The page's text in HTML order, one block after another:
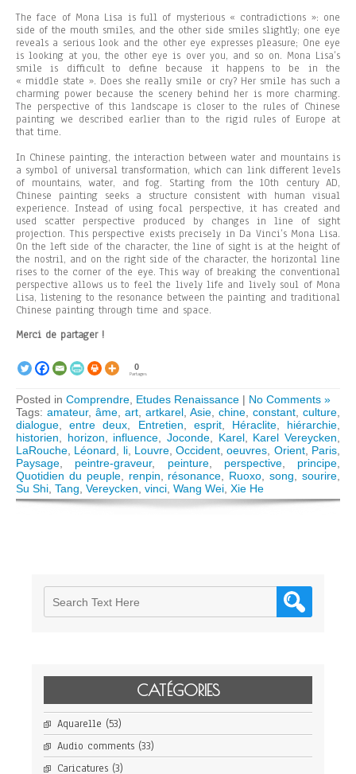
The face of Mona Lisa is full of mysterious « contradictions »: one
side of the mouth smiles, and the other side smiles slightly; one eye
reveals a serious look and the other eye expresses pleasure; One eye
is looking at you, the other eye is over you, and so on. Mona Lisa’s
smile is difficult to define because it happens to be in the
« middle state ». Does she really smile or cry? Her smile has such a
charming power because the scenery behind her is more charming.
The perspective of this landscape is closer to the rules of Chinese
painting we described earlier than to the rigid rules of Europe at
that time.
In Chinese painting, the interaction between water and mountains is
a symbol of universal transformation, which can link different levels
of mountains, water, and fog. Starting from the 10th century AD,
Chinese painting seeks a structure consistent with human visual
experience. Instead of using focal perspective, it has created and
used scatter perspective produced by changes in line of sight
projection. This perspective exists precisely in Da Vinci’s Mona Lisa.
On the left side of the character, the line of sight is at the height of
the nostril, and on the right side of the character, the horizontal line
rises to the corner of the eye. This way of breaking the conventional
perspective allows us to feel the lively life and lively soul of Mona
Lisa, listening to the resonance between the painting and traditional
Chinese painting through time and space.
Merci de partager !
0
Partages
Posted in Comprendre Etudes Renaissance | No Comments »
Tags: amateur, âme art artkarel Asie chine constant culture
dialogue ,entre deux Entretien esprit, Héraclite, hiérarchie
historien
horizon influence ,Joconde Karel, Karel Vereycken
LaRouche Léonard li, Louvre,Occident ,oeuvres Orient, Paris
Paysage
peintre-graveur, peinture, perspective, principe
Quotidien du peuple, renpin résonance Ruoxo ,song ,sourire
Su Shi Tang Vereycken vinci Wang Wei Xie He
CATÉGORIES
Aquarelle (53)
Audio comments (33)
Caricatures (3)